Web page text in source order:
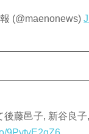
(@maenonews)
後藤邑子, 新谷良